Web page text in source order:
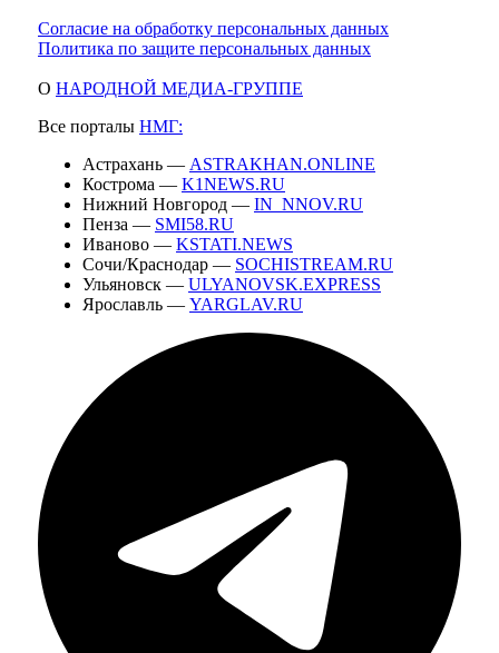
Согласие на обработку персональных данных
Политика по защите персональных данных
О НАРОДНОЙ МЕДИА-ГРУППЕ
Все порталы НМГ:
Астрахань — ASTRAKHAN.ONLINE
Кострома — K1NEWS.RU
Нижний Новгород — IN_NNOV.RU
Пенза — SMI58.RU
Иваново — KSTATI.NEWS
Сочи/Краснодар — SOCHISTREAM.RU
Ульяновск — ULYANOVSK.EXPRESS
Ярославль — YARGLAV.RU